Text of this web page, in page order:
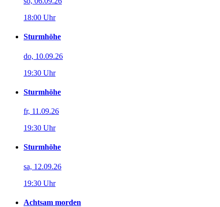
18:00 Uhr
Sturmhöhe
do, 10.09.26
19:30 Uhr
Sturmhöhe
fr, 11.09.26
19:30 Uhr
Sturmhöhe
sa, 12.09.26
19:30 Uhr
Achtsam morden